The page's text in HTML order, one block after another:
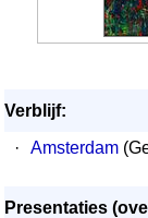
Verblijf:
·
Amsterdam
Presentaties